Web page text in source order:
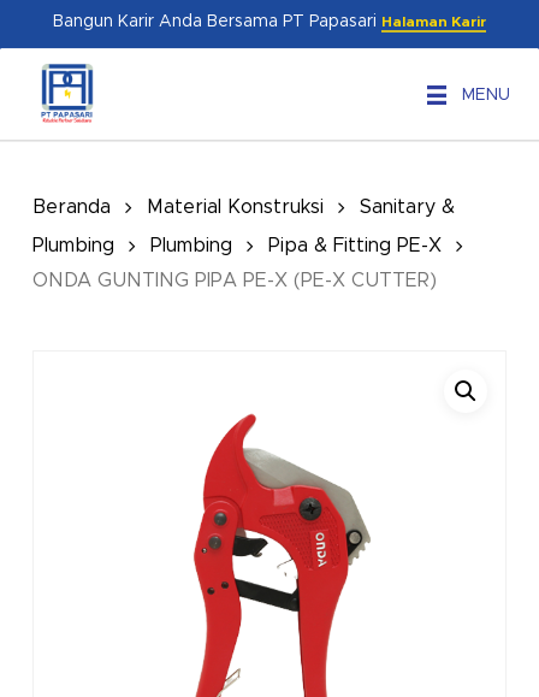
content
Bangun Karir Anda Bersama PT Papasari Halaman Karir
MENU
Beranda Material Konstruksi
Sanitary &
Plumbing
Plumbing
Pipa & Fitting PE-X
ONDA GUNTING PIPA PE-X (PE-X CUTTER)
Menu